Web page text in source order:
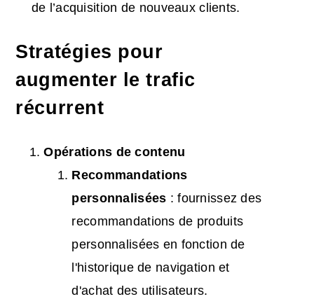
de l’acquisition de nouveaux clients.
Stratégies pour
augmenter le trafic
récurrent
Opérations de contenu
Recommandations
personnalisées : fournissez des
recommandations de produits
personnalisées en fonction de
l'historique de navigation et
d'achat des utilisateurs.